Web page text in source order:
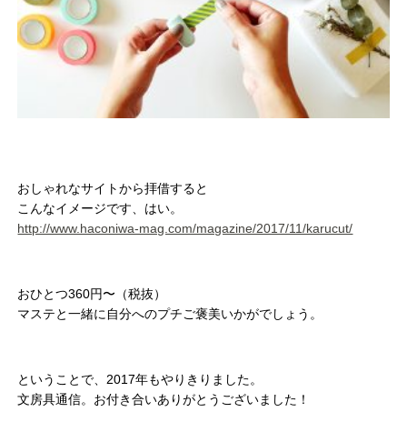
おしゃれなサイトから拝借すると
こんなイメージです、はい。
http://www.haconiwa-mag.com/magazine/2017/11/karucut/
おひとつ360円〜（税抜）
マステと一緒に自分へのプチご褒美いかがでしょう。
ということで、2017年もやりきりました。
文房具通信。お付き合いありがとうございました！